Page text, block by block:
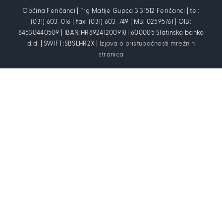
Općina Feričanci | Trg Matije Gupca 3 31512 Feričanci | tel:
(031) 603-016 | fax: (031) 603-749 | MB: 02595761 | OIB:
84530440509 | IBAN:HR8924120091811600005 Slatinska banka
d.d. | SWIFT:SBSLHR2X |
Izjava o pristupačnosti mrežnih
stranica